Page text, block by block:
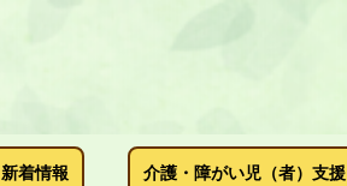
新着情報 介護・障がい児（者）支援